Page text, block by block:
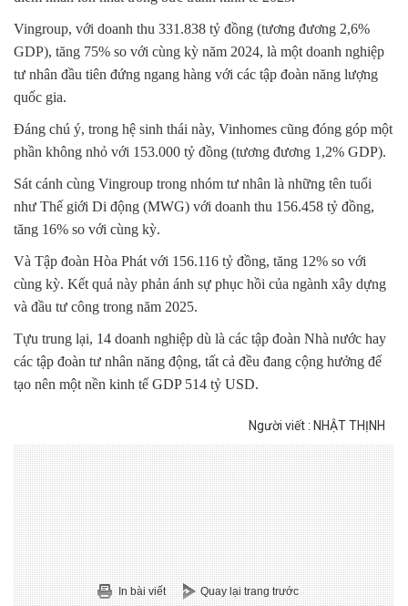
Vingroup, với doanh thu 331.838 tỷ đồng (tương đương 2,6%
GDP), tăng 75% so với cùng kỳ năm 2024, là một doanh nghiệp
tư nhân đầu tiên đứng ngang hàng với các tập đoàn năng lượng
quốc gia.
Đáng chú ý, trong hệ sinh thái này, Vinhomes cũng đóng góp một
phần không nhỏ với 153.000 tỷ đồng (tương đương 1,2% GDP).
Sát cánh cùng Vingroup trong nhóm tư nhân là những tên tuổi
như Thế giới Di động (MWG) với doanh thu 156.458 tỷ đồng,
tăng 16% so với cùng kỳ.
Và Tập đoàn Hòa Phát với 156.116 tỷ đồng, tăng 12% so với
cùng kỳ. Kết quả này phản ánh sự phục hồi của ngành xây dựng
và đầu tư công trong năm 2025.
Tựu trung lại, 14 doanh nghiệp dù là các tập đoàn Nhà nước hay
các tập đoàn tư nhân năng động, tất cả đều đang cộng hưởng để
tạo nên một nền kinh tế GDP 514 tỷ USD.
Người viết : NHẬT THỊNH
In bài viết Quay lại trang trước